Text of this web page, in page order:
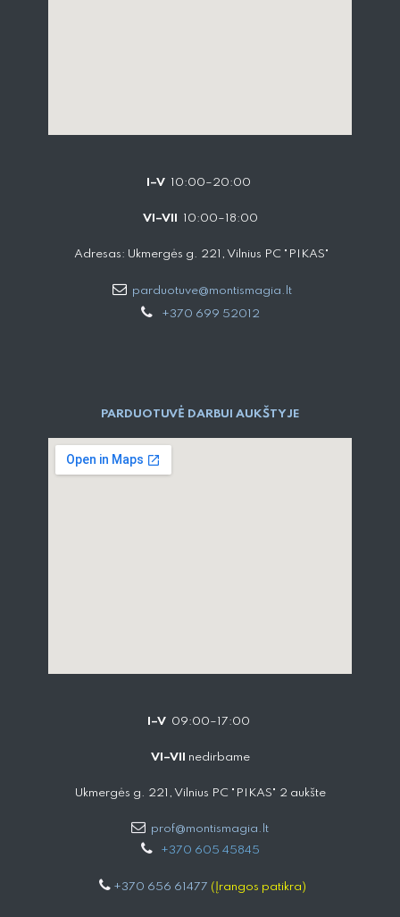
I–V 10:00–20:00
VI–VII 10:00–18:00
Adresas: Ukmergės g. 221, Vilnius PC "PIKAS"
parduotuve@montismagia.lt
+370 699 52012
PARDUOTUVĖ DARBUI AUKŠTYJE
I–V 09:00–17:00
VI–VII nedirbame
Ukmergės g. 221, Vilnius PC "PIKAS" 2 aukšte
prof@montismagia.lt
+370 605 4584​5
+370 656 61477 (Įrangos patikra)